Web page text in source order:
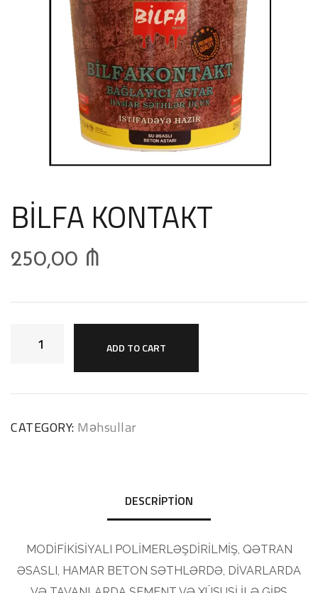
BİLFA KONTAKT
250,00 ₼
ADD TO CART
CATEGORY: Məhsullar
DESCRIPTION
MODİFİKİSİYALI POLİMERLƏŞDİRİLMİŞ, QƏTRAN
ƏSASLI, HAMAR BETON SƏTHLƏRDƏ, DİVARLARDA